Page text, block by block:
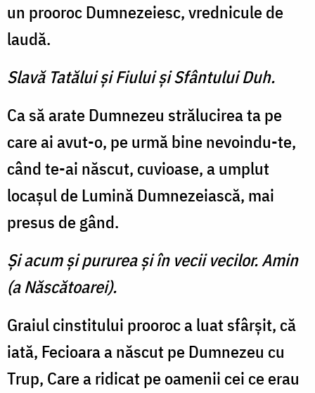
un prooroc Dumnezeiesc, vrednicule de
laudă.
Slavă Tatălui şi Fiului şi Sfântului Duh.
Ca să arate Dumnezeu strălucirea ta pe
care ai avut-o, pe urmă bine nevoindu-te,
când te-ai născut, cuvioase, a umplut
locaşul de Lumină Dumnezeiască, mai
presus de gând.
Şi acum şi pururea şi în vecii vecilor. Amin
(a Născătoarei).
Graiul cinstitului prooroc a luat sfârşit, că
iată, Fecioara a născut pe Dumnezeu cu
Trup, Care a ridicat pe oamenii cei ce erau